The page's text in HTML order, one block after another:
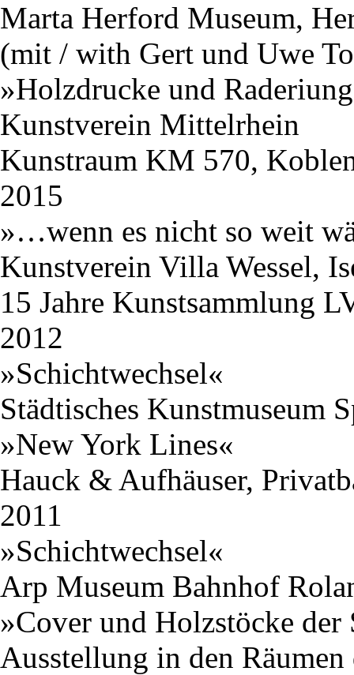
Marta Herford Museum,
(mit / with Gert und Uwe
»Holzdrucke und
Kunstverein Mittelrhein
Kunstraum KM 570,
2015
»…wenn es nicht so weit
Kunstverein Villa Wessel,
15 Jahre Kunstsammlung
2012
»Schichtwechsel«
Städtisches Kunstmuseum
»New York Lines«
Hauck & Aufhäuser,
2011
»Schichtwechsel«
Arp Museum Bahnhof
»Cover und Holzstöcke der
Ausstellung in den